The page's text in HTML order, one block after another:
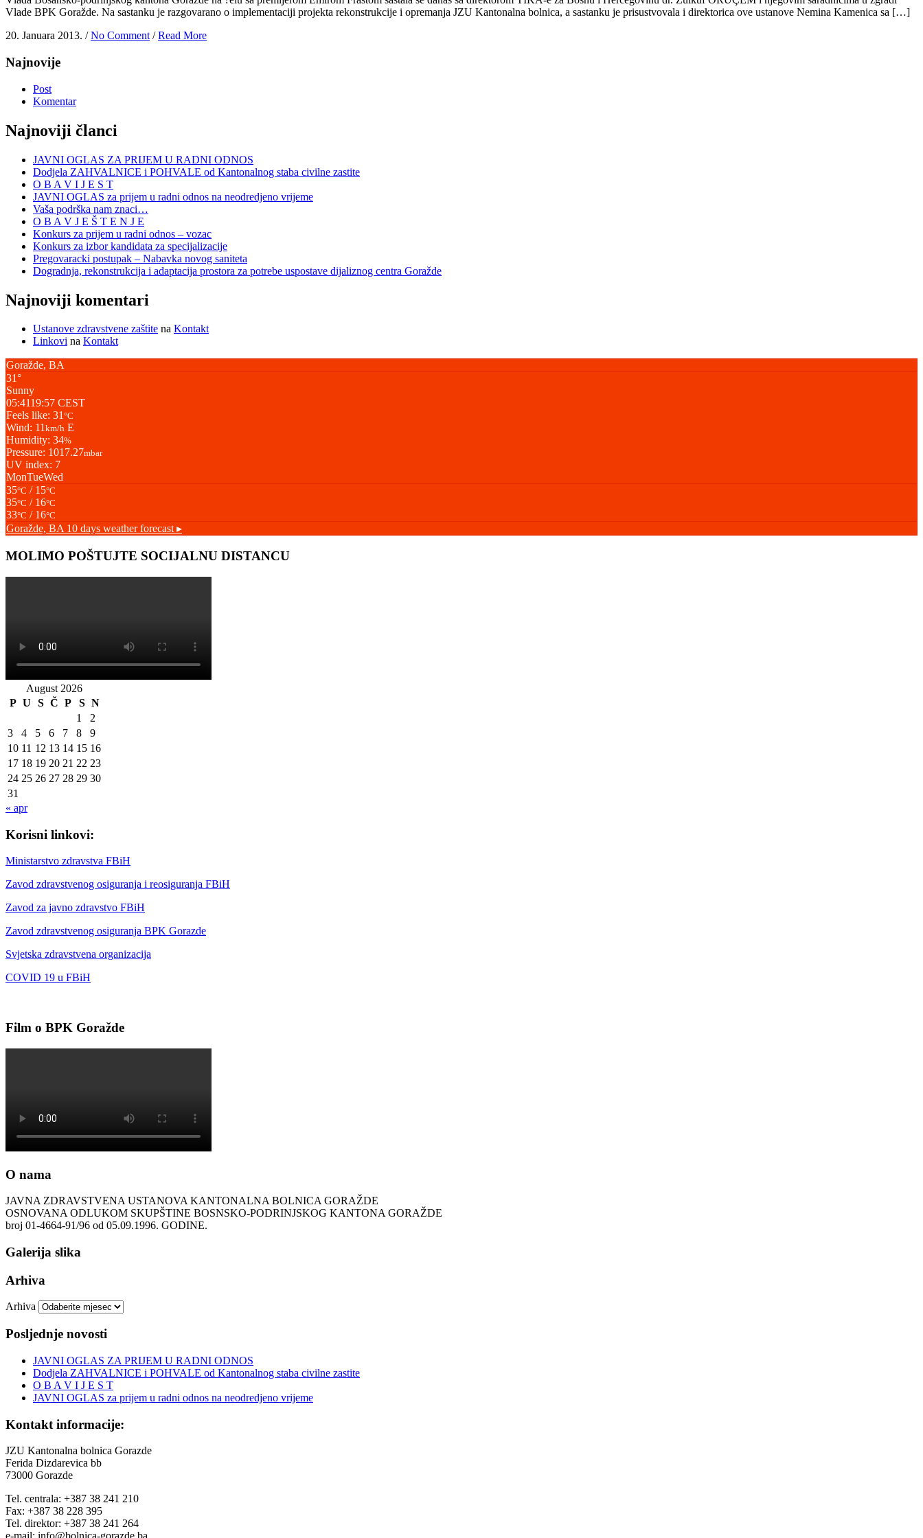
Vlade BPK Goražde. Na sastanku je razgovarano o implementaciji projekta rekonstrukcije i opremanja JZU Kantonalna bolnica, a sastanku je prisustvovala i direktorica ove ustanove Nemina Kamenica sa […]
20. Januara 2013. /No Comment/Read More
Najnovije
Post
Komentar
Najnoviji članci
JAVNI OGLAS ZA PRIJEM U RADNI ODNOS
Dodjela ZAHVALNICE i POHVALE od Kantonalnog staba civilne zastite
O B A V I J E S T
JAVNI OGLAS za prijem u radni odnos na neodredjeno vrijeme
Vaša podrška nam znaci…
O B A V J E Š T E N J E
Konkurs za prijem u radni odnos – vozac
Konkurs za izbor kandidata za specijalizacije
Pregovaracki postupak – Nabavka novog saniteta
Dogradnja, rekonstrukcija i adaptacija prostora za potrebe uspostave dijaliznog centra Goražde
Najnoviji komentari
Ustanove zdravstvene zaštite na Kontakt
Linkovi na Kontakt
Goražde, BA
31°
Sunny
05:4119:57 CEST
Feels like: 31°C
Wind: 11km/h E
Humidity: 34%
Pressure: 1017.27mbar
UV index: 7
MonTueWed
35°C / 15°C
35°C / 16°C
33°C / 16°C
Goražde, BA10 days weather forecast ▸
MOLIMO POŠTUJTE SOCIJALNU DISTANCU
August 2026
P U S Č P S N
1
2
3
4 5 6 7 8
9
10 11 12 13 14 15 16
17 18 19 20 21 22 23
24 25 26 27 28 29 30
31
« apr
Korisni linkovi:
Ministarstvo zdravstva FBiH
Zavod zdravstvenog osiguranja i reosiguranja FBiH
Zavod za javno zdravstvo FBiH
Zavod zdravstvenog osiguranja BPK Gorazde
Svjetska zdravstvena organizacija
COVID 19 u FBiH
Film o BPK Goražde
O nama
JAVNA ZDRAVSTVENA USTANOVA KANTONALNA BOLNICA GORAŽDE
OSNOVANA ODLUKOM SKUPŠTINE BOSNSKO-PODRINJSKOG KANTONA GORAŽDE
broj 01-4664-91/96 od 05.09.1996. GODINE.
Galerija slika
Arhiva
Arhiva
Posljednje novosti
JAVNI OGLAS ZA PRIJEM U RADNI ODNOS
Dodjela ZAHVALNICE i POHVALE od Kantonalnog staba civilne zastite
O B A V I J E S T
JAVNI OGLAS za prijem u radni odnos na neodredjeno vrijeme
Kontakt informacije:
JZU Kantonalna bolnica Gorazde
Ferida Dizdarevica bb
73000 Gorazde
Tel. centrala: +387 38 241 210
Fax: +387 38 228 395
Tel. direktor: +387 38 241 264